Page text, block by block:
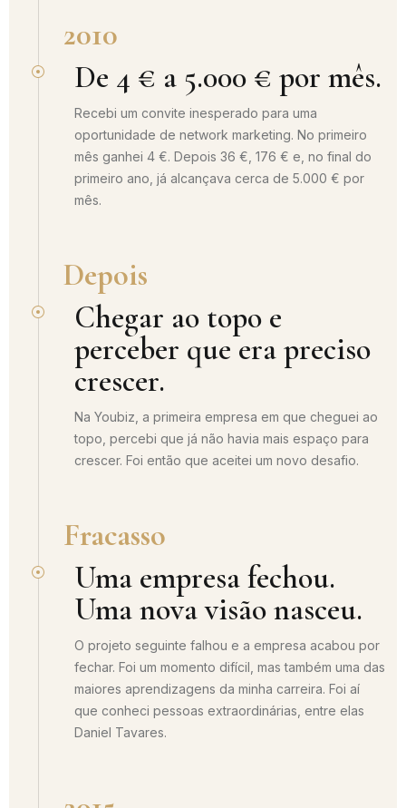
2010
De 4 € a 5.000 € por mês.
Recebi um convite inesperado para uma
oportunidade de network marketing. No primeiro
mês ganhei 4 €. Depois 36 €, 176 € e, no final do
primeiro ano, já alcançava cerca de 5.000 € por
mês.
Depois
Chegar ao topo e
perceber que era preciso
crescer.
Na Youbiz, a primeira empresa em que cheguei ao
topo, percebi que já não havia mais espaço para
crescer. Foi então que aceitei um novo desafio.
Fracasso
Uma empresa fechou.
Uma nova visão nasceu.
O projeto seguinte falhou e a empresa acabou por
fechar. Foi um momento difícil, mas também uma das
maiores aprendizagens da minha carreira. Foi aí
que conheci pessoas extraordinárias, entre elas
Daniel Tavares.